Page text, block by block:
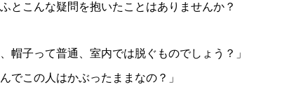
とこんな疑問を抱いたことはありませんか？
、帽子って普通、室内では脱ぐものでしょう？」
んでこの人はかぶったままなの？」